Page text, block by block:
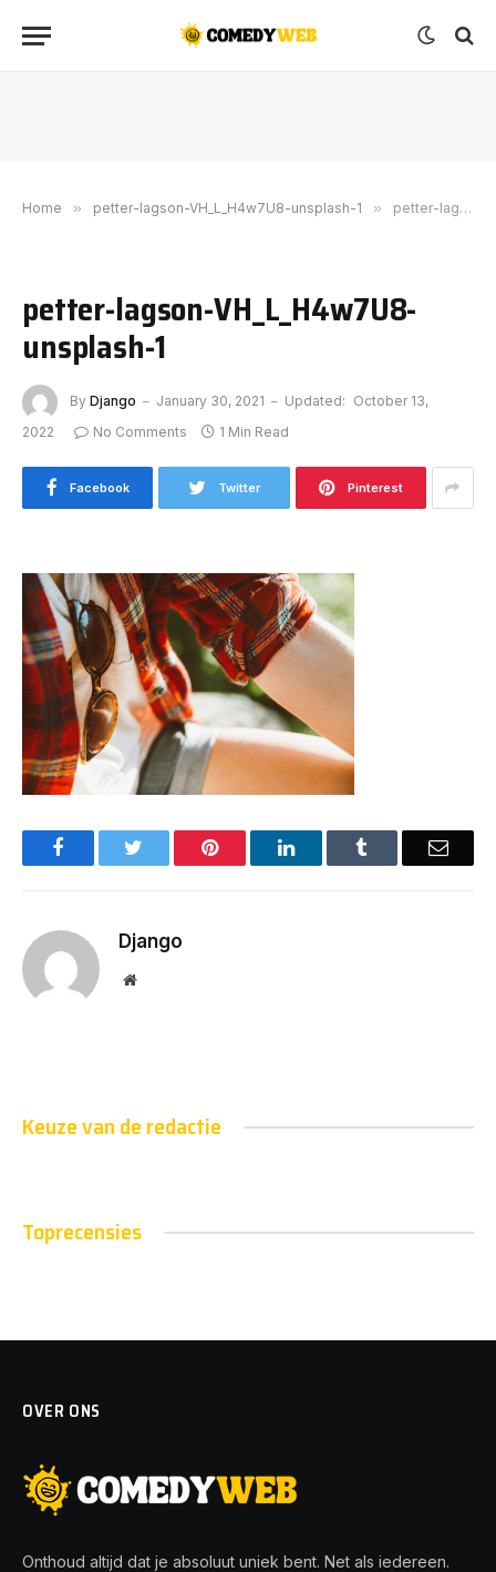
Home » petter-lagson-VH_L_H4w7U8-unsplash-1 » petter-lagson-VH_L_H4w7U8-unsplash-1
petter-lagson-VH_L_H4w7U8-
unsplash-1
By Django January 30, 2021 Updated: October 13,
2022
No Comments 1 Min Read
Facebook Twitter Pinterest
Facebook Pinterest LinkedIn Email
Django
Website
Keuze van de redactie
Toprecensies
OVER ONS
Onthoud altijd dat je absoluut uniek bent. Net als iedereen.